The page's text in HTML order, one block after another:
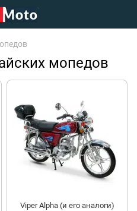
мопедов
Viper Alpha (и его аналоги)